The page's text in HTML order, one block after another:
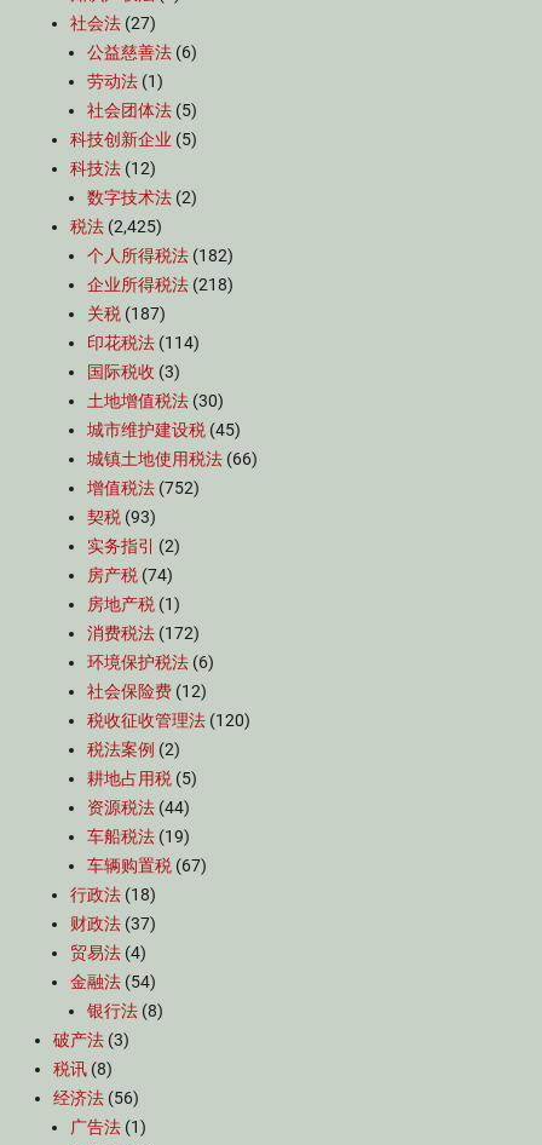
社会法 (27)
公益慈善法 (6)
劳动法 (1)
社会团体法 (5)
科技创新企业 (5)
科技法 (12)
数字技术法 (2)
税法 (2,425)
个人所得税法 (182)
企业所得税法 (218)
关税 (187)
印花税法 (114)
国际税收 (3)
土地增值税法 (30)
城市维护建设税 (45)
城镇土地使用税法 (66)
增值税法 (752)
契税 (93)
实务指引
(2)
房产税 (74)
房地产税 (1)
消费税法 (172)
环境保护税法 (6)
社会保险费 (12)
税收征收管理法 (120)
税法案例 (2)
耕地占用税 (5)
资源税法 (44)
车船税法 (19)
车辆购置税 (67)
行政法 (18)
财政法 (37)
贸易法 (4)
金融法 (54)
银行法 (8)
破产法 (3)
税讯 (8)
经济法 (56)
广告法 (1)